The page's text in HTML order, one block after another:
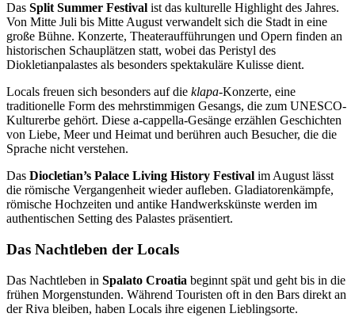
Das Split Summer Festival ist das kulturelle Highlight des Jahres.
Von Mitte Juli bis Mitte August verwandelt sich die Stadt in eine
große Bühne. Konzerte, Theateraufführungen und Opern finden an
historischen Schauplätzen statt, wobei das Peristyl des
Diokletianpalastes als besonders spektakuläre Kulisse dient.
Locals freuen sich besonders auf die klapa-Konzerte, eine
traditionelle Form des mehrstimmigen Gesangs, die zum UNESCO-
Kulturerbe gehört. Diese a-cappella-Gesänge erzählen Geschichten
von Liebe, Meer und Heimat und berühren auch Besucher, die die
Sprache nicht verstehen.
Das Diocletian’s Palace Living History Festival im August lässt
die römische Vergangenheit wieder aufleben. Gladiatorenkämpfe,
römische Hochzeiten und antike Handwerkskünste werden im
authentischen Setting des Palastes präsentiert.
Das Nachtleben der Locals
Das Nachtleben in Spalato Croatia beginnt spät und geht bis in die
frühen Morgenstunden. Während Touristen oft in den Bars direkt an
der Riva bleiben, haben Locals ihre eigenen Lieblingsorte.